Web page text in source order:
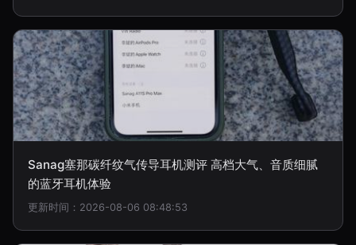
Sanag塞那碳纤纹气传导耳机测评 高档大气、音质细腻
的蓝牙耳机体验
更新时间：2026-08-06 08:48:53